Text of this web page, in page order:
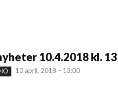
10.4.2018 kl. 13
10 april, 2018 – 13:00